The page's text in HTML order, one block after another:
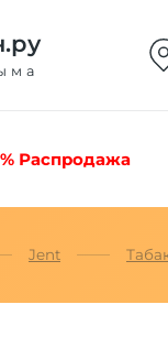
% Распродажа
Jent